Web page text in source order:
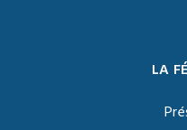
LA